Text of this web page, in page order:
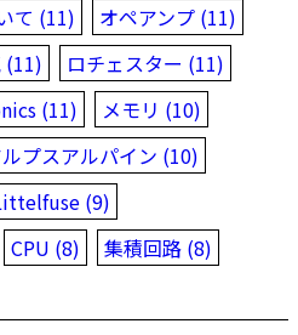
て (11)
オペアンプ (11)
(11)
ロチェスター (11)
(11)
メモリ (10)
プスアルパイン (10)
(9)
CPU (8) 集積回路 (8)